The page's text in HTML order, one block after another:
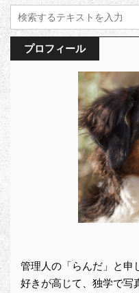
プロフィール
管理人の「らんだ」と申
好きが高じて、独学で写